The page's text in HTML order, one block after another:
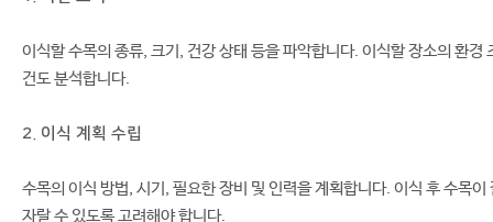
이식할 수목의 종류, 크기, 건강 상태 등을 파악합니다. 이식할 장소의 환경
건도 분석합니다.
2. 이식 계획 수립
수목의 이식 방법, 시기, 필요한 장비 및 인력을 계획합니다. 이식 후 수목이
자랄 수 있도록 고려해야 합니다.